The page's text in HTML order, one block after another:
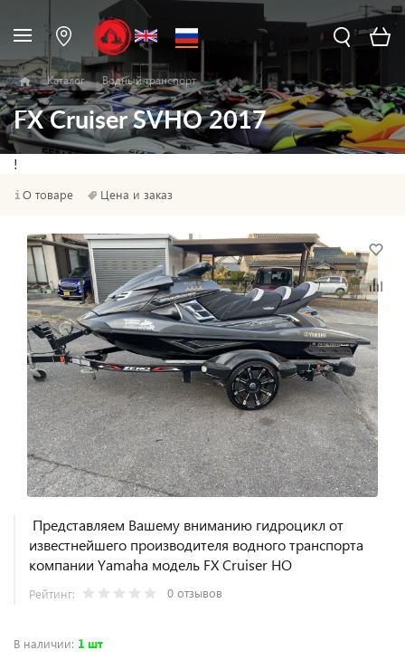
Каталог Водный транспорт
FX Cruiser SVHO 2017
!
О товаре Цена и заказ
Представляем Вашему вниманию гидроцикл от
известнейшего производителя водного транспорта
компании Yamaha модель FX Cruiser HO
Рейтинг: 0 отзывов
В наличии: 1 шт